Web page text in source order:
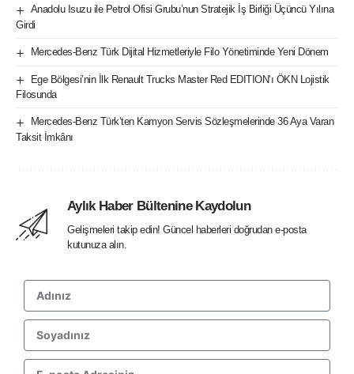
Anadolu Isuzu ile Petrol Ofisi Grubu’nun Stratejik İş Birliği Üçüncü Yılına
Girdi
Mercedes-Benz Türk Dijital Hizmetleriyle Filo Yönetiminde Yeni Dönem
Ege Bölgesi’nin İlk Renault Trucks Master Red EDITION’ı ÖKN Lojistik
Filosunda
Mercedes-Benz Türk’ten Kamyon Servis Sözleşmelerinde 36 Aya Varan
Taksit İmkânı
Aylık Haber Bültenine Kaydolun
Gelişmeleri takip edin! Güncel haberleri doğrudan e-posta
kutunuza alın.